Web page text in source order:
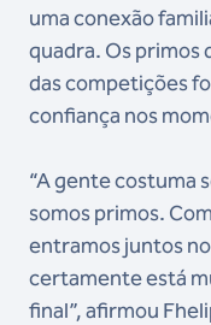
uma conexão
quadra. Os primos
das competições
confiança nos
“A gente costuma
somos primos.
entramos juntos
certamente está
final”, afirmou